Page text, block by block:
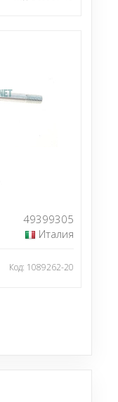
49399305
Италия
Код: 1089262-20